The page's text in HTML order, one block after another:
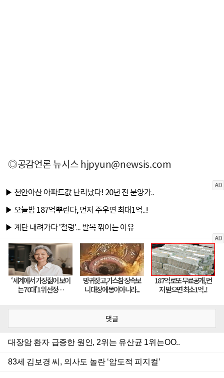
◎공감언론 뉴시스hjpyun@newsis.com
댓글